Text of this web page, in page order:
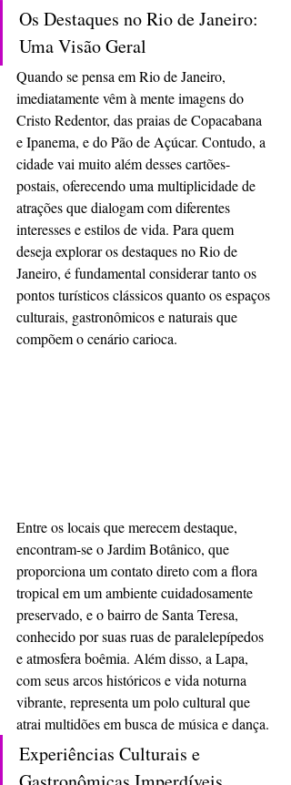
Os Destaques no Rio de Janeiro:
Uma Visão Geral
Quando se pensa em Rio de Janeiro,
imediatamente vêm à mente imagens do
Cristo Redentor, das praias de Copacabana
e Ipanema, e do Pão de Açúcar. Contudo, a
cidade vai muito além desses cartões-
postais, oferecendo uma multiplicidade de
atrações que dialogam com diferentes
interesses e estilos de vida. Para quem
deseja explorar os destaques no Rio de
Janeiro, é fundamental considerar tanto os
pontos turísticos clássicos quanto os espaços
culturais, gastronômicos e naturais que
compõem o cenário carioca.
Entre os locais que merecem destaque,
encontram-se o Jardim Botânico, que
proporciona um contato direto com a flora
tropical em um ambiente cuidadosamente
preservado, e o bairro de Santa Teresa,
conhecido por suas ruas de paralelepípedos
e atmosfera boêmia. Além disso, a Lapa,
com seus arcos históricos e vida noturna
vibrante, representa um polo cultural que
atrai multidões em busca de música e dança.
Experiências Culturais e